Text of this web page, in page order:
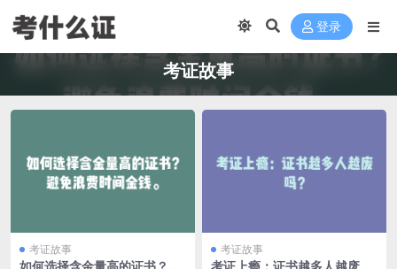
登录
考证故事
考证故事
如何选择含金量高的证书？避
考证故事
考证上瘾：证书越多人越废